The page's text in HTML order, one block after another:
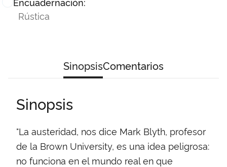
Rústica
SinopsisComentarios
Sinopsis
"La austeridad, nos dice Mark Blyth, profesor
de la Brown University, es una idea peligrosa:
no funciona en el mundo real en que